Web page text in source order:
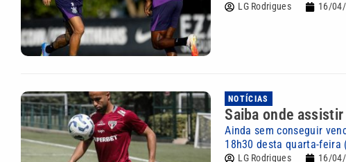
LG Rodrigues 16/
NOTÍCIAS
Saiba onde
Ainda sem conseguir
18h30 desta quarta-feira
LG Rodrigues 16/